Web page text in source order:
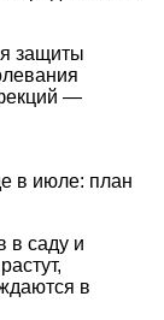
защиты
—
в июле: план
в саду и
в